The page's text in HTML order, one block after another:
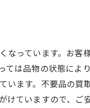
なっています。お
は品物の状態に
ます。不要品の買
ていますので、